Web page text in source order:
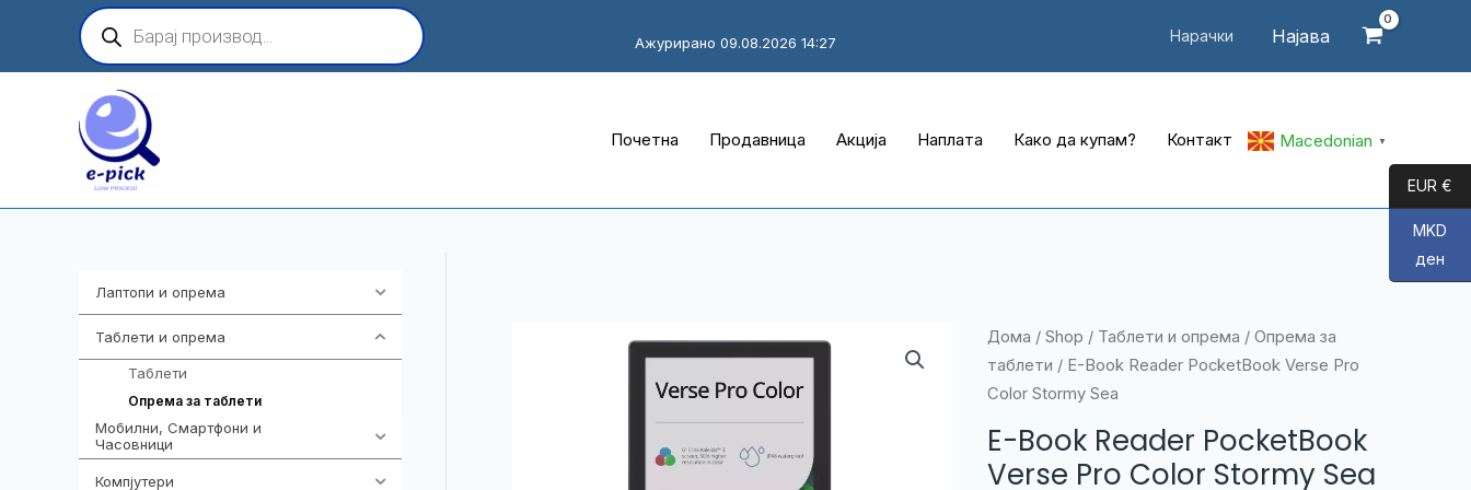
content
Products
search
Нарачки Најава
Ажурирано 09.08.2026 14:27
Почетна Продавница Акција Наплата Како да купам? Контакт Macedonian ▼
Лаптопи и опрема
Таблети и опрема
Таблети
Опрема за таблети
Мобилни, Смартфони и
Часовници
Компјутери
Дома / Shop / Таблети и опрема / Опрема за
таблети / E-Book Reader PocketBook Verse Pro
Color Stormy Sea
E-Book Reader PocketBook
Verse Pro Color Stormy Sea
EUR €
MKD
ден